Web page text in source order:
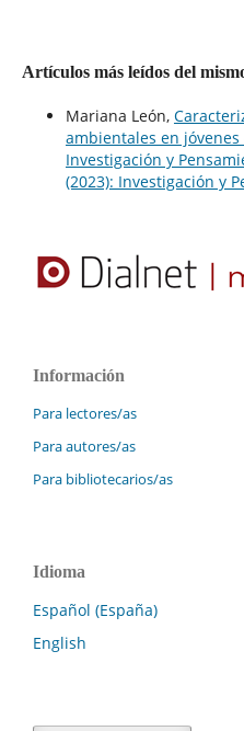
Artículos más leídos del
Mariana León,
ambientales en
Investigación y
(2023): Investigación y
Información
Para lectores/as
Para autores/as
Para bibliotecarios/as
Idioma
Español (España)
English